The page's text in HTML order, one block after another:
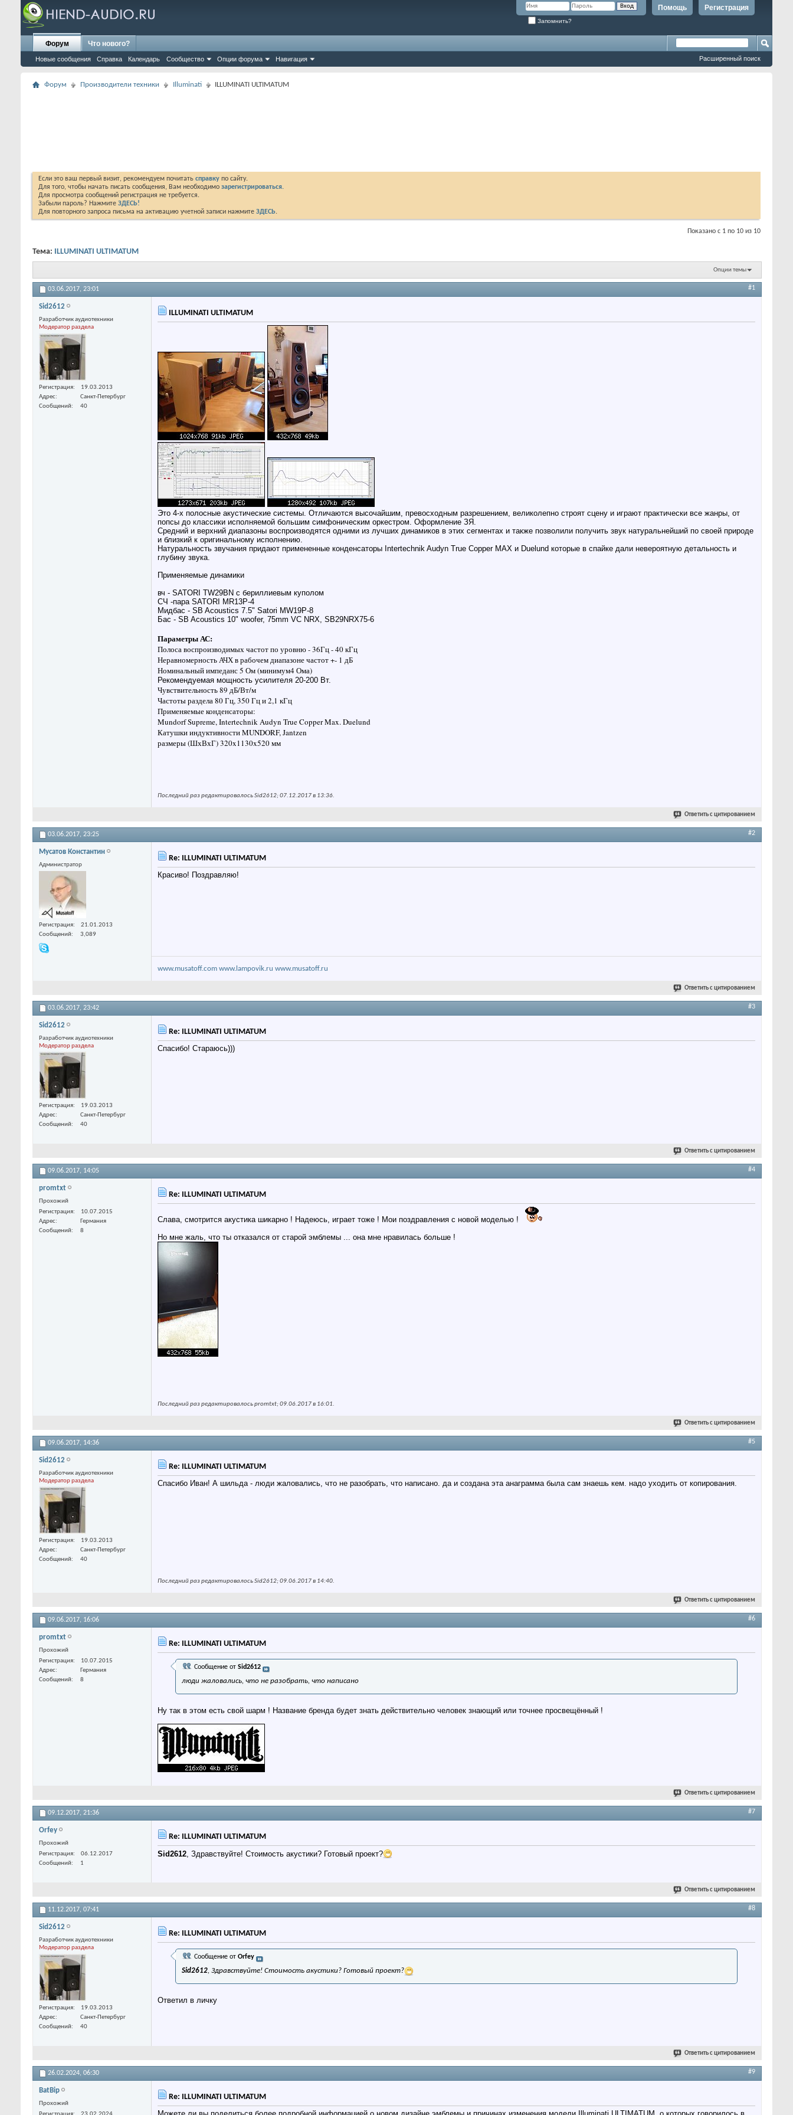
Регистрация
Помощь
Запомнить?
Форум
Новые сообщения Справка Календарь Сообщество Опции форума Навигация
Что нового?
Расширенный поиск
Форум Производители техники Illuminati ILLUMINATI ULTIMATUM
Если это ваш первый визит, рекомендуем почитать справку по сайту.
Для того, чтобы начать писать сообщения, Вам необходимо зарегистрироваться.
Для просмотра сообщений регистрация не требуется.
Забыли пароль? Нажмите ЗДЕСЬ!
Для повторного запроса письма на активацию учетной записи нажмите ЗДЕСЬ.
Показано с 1 по 10 из 10
Тема: ILLUMINATI ULTIMATUM
Опции темы
03.06.2017, 23:01 #1
Sid2612
Разработчик аудиотехники
Модератор раздела
Регистрация
19.03.2013
Адрес
Санкт-Петербург
Сообщений
40
ILLUMINATI ULTIMATUM
Это 4-х полосные акустические системы. Отличаются высочайшим, превосходным разрешением, великолепно строят сцену и играют практически все жанры, от
попсы до классики исполняемой большим симфоническим оркестром. Оформление ЗЯ.
Средний и верхний диапазоны воспроизводятся одними из лучших динамиков в этих сегментах и также позволили получить звук натуральнейший по своей природе
и близкий к оригинальному исполнению.
Натуральность звучания придают примененные конденсаторы Intertechnik Audyn True Copper MAX и Duelund которые в спайке дали невероятную детальность и
глубину звука.
Применяемые динамики
вч - SATORI TW29BN с бериллиевым куполом
СЧ -пара SATORI MR13P-4
Мидбас - SB Acoustics 7.5" Satori MW19P-8
Бас - SB Acoustics 10" woofer, 75mm VC NRX, SB29NRX75-6
Параметры АС:
Полоса воспроизводимых частот по уровню - 36Гц - 40 кГц
Неравномерность АЧХ в рабочем диапазоне частот +- 1 дБ
Номинальный импеданс 5 Ом (минимум4 Ома)
Рекомендуемая мощность усилителя 20-200 Вт.
Чувствительность 89 дБ/Вт/м
Частоты раздела 80 Гц, 350 Гц и 2,1 кГц
Применяемые конденсаторы:
Mundorf Supreme,Intertechnik Audyn True Copper Max.Duelund
Катушки индуктивности MUNDORF, Jantzen
размеры (ШхВхГ) 320x1130x520 мм
Последний раз редактировалось Sid2612; 07.12.2017 в 13:36.
Ответить с цитированием
03.06.2017, 23:25 #2
Мусатов Константин
Администратор
Регистрация
21.01.2013
Сообщений
3,089
Re: ILLUMINATI ULTIMATUM
Красиво! Поздравляю!
www.musatoff.com www.lampovik.ru www.musatoff.ru
Ответить с цитированием
03.06.2017, 23:42 #3
Sid2612
Разработчик аудиотехники
Модератор раздела
Регистрация
19.03.2013
Адрес
Санкт-Петербург
Сообщений
40
Re: ILLUMINATI ULTIMATUM
Спасибо! Стараюсь)))
Ответить с цитированием
09.06.2017, 14:05 #4
promtxt
Прохожий
Регистрация
10.07.2015
Адрес
Германия
Сообщений
8
Re: ILLUMINATI ULTIMATUM
Слава, смотрится акустика шикарно ! Надеюсь, играет тоже ! Мои поздравления с новой моделью !
Но мне жаль, что ты отказался от старой эмблемы ... она мне нравилась больше !
Последний раз редактировалось promtxt; 09.06.2017 в 16:01.
Ответить с цитированием
09.06.2017, 14:36 #5
Sid2612
Разработчик аудиотехники
Модератор раздела
Регистрация
19.03.2013
Адрес
Санкт-Петербург
Сообщений
40
Re: ILLUMINATI ULTIMATUM
Спасибо Иван! А шильда - люди жаловались, что не разобрать, что написано. да и создана эта анаграмма была сам знаешь кем. надо уходить от копирования.
Последний раз редактировалось Sid2612; 09.06.2017 в 14:40.
Ответить с цитированием
09.06.2017, 16:06 #6
promtxt
Прохожий
Регистрация
10.07.2015
Адрес
Германия
Сообщений
8
Re: ILLUMINATI ULTIMATUM
Сообщение от Sid2612
люди жаловались, что не разобрать, что написано
Ну так в этом есть свой шарм ! Название бренда будет знать действительно человек знающий или точнее просвещённый !
Ответить с цитированием
09.12.2017, 21:36 #7
Orfey
Прохожий
Регистрация
06.12.2017
Сообщений
1
Re: ILLUMINATI ULTIMATUM
Sid2612, Здравствуйте! Стоимость акустики? Готовый проект?
Ответить с цитированием
11.12.2017, 07:41 #8
Sid2612
Разработчик аудиотехники
Модератор раздела
Регистрация
19.03.2013
Адрес
Санкт-Петербург
Сообщений
40
Re: ILLUMINATI ULTIMATUM
Сообщение от Orfey
Sid2612, Здравствуйте! Стоимость акустики? Готовый проект?
Ответил в личку
Ответить с цитированием
26.02.2024, 06:30 #9
BatBip
Прохожий
Re: ILLUMINATI ULTIMATUM